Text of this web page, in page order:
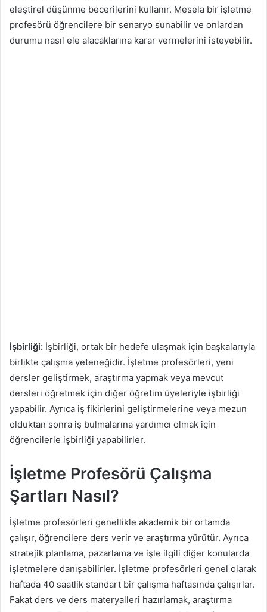
eleştirel düşünme becerilerini kullanır. Mesela bir işletme
profesörü öğrencilere bir senaryo sunabilir ve onlardan
durumu nasıl ele alacaklarına karar vermelerini isteyebilir.
İşbirliği: İşbirliği, ortak bir hedefe ulaşmak için başkalarıyla
birlikte çalışma yeteneğidir. İşletme profesörleri, yeni
dersler geliştirmek, araştırma yapmak veya mevcut
dersleri öğretmek için diğer öğretim üyeleriyle işbirliği
yapabilir. Ayrıca iş fikirlerini geliştirmelerine veya mezun
olduktan sonra iş bulmalarına yardımcı olmak için
öğrencilerle işbirliği yapabilirler.
İşletme Profesörü Çalışma
Şartları Nasıl?
İşletme profesörleri genellikle akademik bir ortamda
çalışır, öğrencilere ders verir ve araştırma yürütür. Ayrıca
stratejik planlama, pazarlama ve işle ilgili diğer konularda
işletmelere danışabilirler. İşletme profesörleri genel olarak
haftada 40 saatlik standart bir çalışma haftasında çalışırlar.
Fakat ders ve ders materyalleri hazırlamak, araştırma